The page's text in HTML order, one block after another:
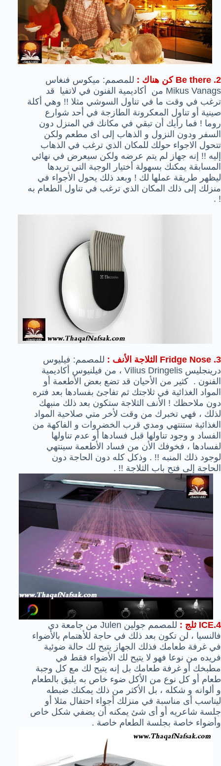
2. Be there كن هناك : للمصمم: ميكوس فنغاس
Mikus Vanags من أكاديمية الفنون في لاتفيا قد
ترغب في وقت ما في تناول السوشي مثلا !! وهي أكلة
صينية أو تناول المعكرونة الطازجة في أحد شوارع
روما ! فما رأيك أن تبقي في مكانك في المنزل دون
السفر ودون النزول و الذهاب إلى اى مطعم ولكن
تتحول الاجواء حولك للمكان الذي ترغب في الذهاب
إليه !! إنه جهاز لم يتم عرضه ولكن سيعرض في نهائي
المسابقة يمكنك بسهولة أختيار الوجبة التي تريدها
ليظهر طريقة عملها لك ! وبعد ذلك يحول الأجواء في
منزلك إلى ذلك المكان الذي ترغب في تناول الطعام به
! .
3. Fridge Nose الثلاجة الأنف :
للمصمم: فيليوس
درينجليس Vilius Dringelis
، من فيلنيوس أكاديمية
الفنون . كثير من الأحيان قد تضع بعض الأطعمة أو
المواد الغذائية في ثلاجتك ثم تفاجئ بفسادها بعد فتره
دون ملاحظك ! الأنف الثلاجة ستكون بعد ذلك منبهك
لذلك ، فهي تخبرك من وقت لأخر متي صلاحية المواد
الغذائية ستنتهي ومدي قرب الخضروات و الفاكهة من
الفساد و وجود تناولها قبل فسادها أو عدم تناولها
لفسادها ، فخوفك الأن من فساد الأطعمة سينتهي
لوجود ذلك المنبه !! . وذكل كله دون الحاجة دون
الحاجة إلى فتح باب الثلاجة !! .
4. ICE ثلج : للمصمم جولين Julen من جامعة دي
فالنسيا ، لن تكون بعد ذلك في حاجة للأهتمام بالأضواء
في غرفة طعامك فذلك الجهاز يتيح لك حالة ضوئية
فريده من نوعا فهو لا يتيح لك الأضواء فقط في
مطبخك أو غرفة طعامك بل إنه يتيح لك مع كل وجبة
طعام أو كل نوع من الأكل ضوء خاص به يليق بالطعام
و ألوانه و شكله ، بل الأكثر من ذلك يمكنك ضبطه
ليناسب أى مناسبة في منزلك أجواء احتفال مثلا أو
جلسة شاعريه أو أى شئ يمكنه أن يضفي شكل خاص
وأضواء خاصة بجلسة الطعام خاصة .